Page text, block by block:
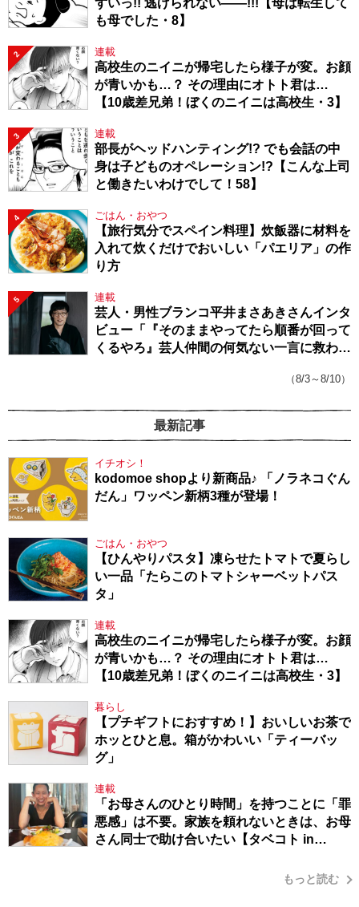
ずいっ!! 逃げられない――!!!【母は転生して
も母でした・8】
2 連載
高校生のニイニが帰宅したら様子が変。お顔
が青いかも…？ その理由にオトト君は…
【10歳差兄弟！ぼくのニイニは高校生・3】
3 連載
部長がヘッドハンティング!? でも会話の中
身は子どものオペレーション!?【こんな上司
と働きたいわけでして！58】
4 ごはん・おやつ
【旅行気分でスペイン料理】炊飯器に材料を
入れて炊くだけでおいしい「パエリア」の作
り方
5 連載
芸人・男性ブランコ平井まさあきさんインタ
ビュー「『そのままやってたら順番が回って
くるやろ』芸人仲間の何気ない一言に救われ
（8/3～8/10）
最新記事
イチオシ！
kodomoe shopより新商品♪ 「ノラネコぐん
だん」ワッペン新柄3種が登場！
ごはん・おやつ
【ひんやりパスタ】凍らせたトマトで夏らし
い一品「たらこのトマトシャーベットパス
タ」
連載
高校生のニイニが帰宅したら様子が変。お顔
が青いかも…？ その理由にオトト君は…
【10歳差兄弟！ぼくのニイニは高校生・3】
暮らし
【プチギフトにおすすめ！】おいしいお茶で
ホッとひと息。箱がかわいい「ティーバッ
グ」
連載
「お母さんのひとり時間」を持つことに「罪
悪感」は不要。家族を頼れないときは、お母
さん同士で助け合いたい【タベコト in
もっと読む